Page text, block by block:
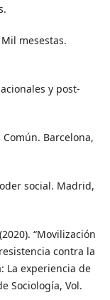
Mil mesestas.
y post-
Común. Barcelona,
social. Madrid,
“Movilización
contra la
La experiencia de
Sociología, Vol.